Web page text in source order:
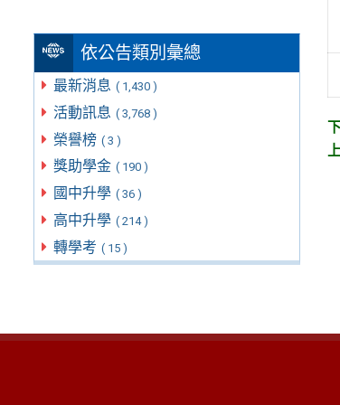
依公告類別彙總
最新消息 ( 1,430 )
活動訊息 ( 3,768 )
榮譽榜 ( 3 )
獎助學金 ( 190 )
國中升學 ( 36 )
高中升學 ( 214 )
轉學考 ( 15 )